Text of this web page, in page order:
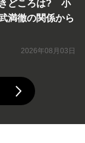
どころは? 小
満徹の関係から
2026年08月03日